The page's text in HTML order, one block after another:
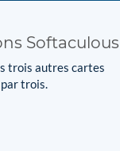
Softaculous
trois autres cartes
trois.